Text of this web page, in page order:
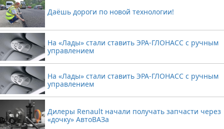
Даёшь дороги по новой технологии!
На «Лады» стали ставить ЭРА-ГЛОНАСС с ручным
управлением
На «Лады» стали ставить ЭРА-ГЛОНАСС с ручным
управлением
Дилеры Renault начали получать запчасти через
«дочку» АвтоВАЗа